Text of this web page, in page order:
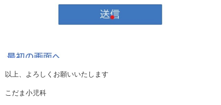
以上、よろしくお願いいたします
こだま小児科